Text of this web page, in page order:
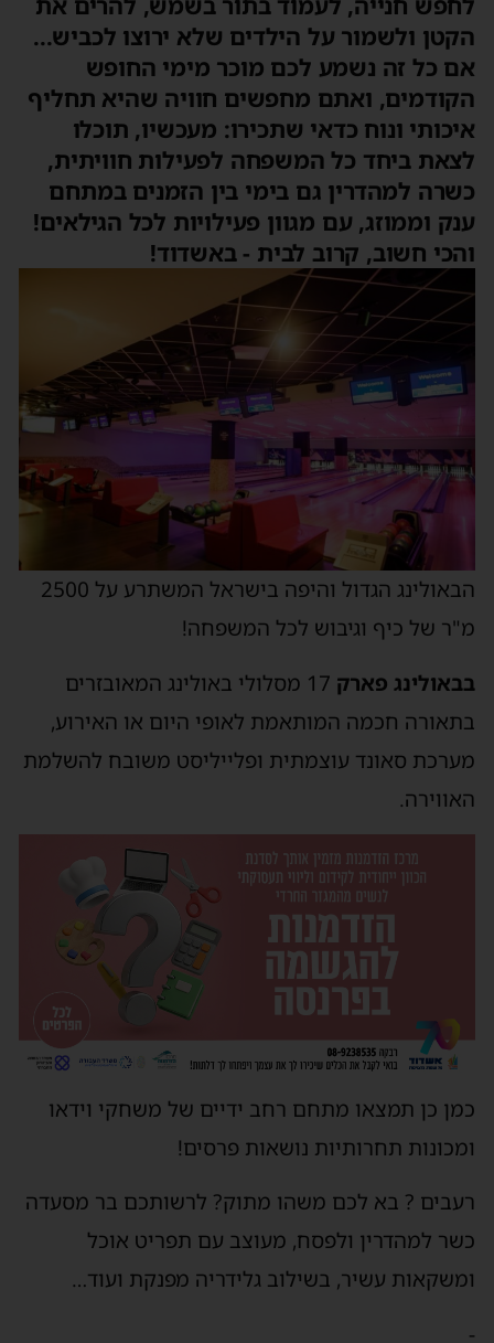
ולשמור על הילדים שלא ירוצו לכביש...
כל זה נשמע לכם מוכר מימי החופש
ואתם מחפשים חוויה שהיא תחליף
ונוח כדאי שתכירו: מעכשיו, תוכלו
ביחד כל המשפחה לפעילות חוויתית,
למהדרין גם בימי בין הזמנים במתחם
וממוזג, עם מגוון פעילויות לכל הגילאים!
חשוב, קרוב לבית - באשדוד!
הבאולינג הגדול והיפה בישראל המשתרע על 2500
של כיף וגיבוש לכל המשפחה!
פארק
17 מסלולי באולינג המאובזרים
חכמה המותאמת לאופי היום או האירוע,
סאונד עוצמתית ופלייליסט משובח להשלמת
כן תמצאו מתחם רחב ידיים של משחקי וידאו
תחרותיות נושאות פרסים!
? בא לכם משהו מתוק? לרשותכם בר מסעדה
למהדרין ולפסח, מעוצב עם תפריט אוכל
עשיר, בשילוב גלידריה מפנקת ועוד…